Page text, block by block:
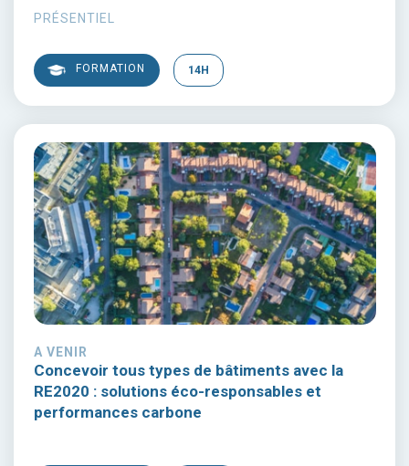
PRÉSENTIEL
FORMATION 14H
A VENIR
Concevoir tous types de bâtiments avec la
RE2020 : solutions éco-responsables et
performances carbone